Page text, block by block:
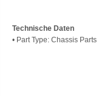
Technische Daten
• Part Type: Chassis Parts